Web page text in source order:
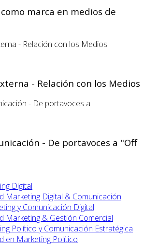
marca en medios de
- Relación con los Medios
- De portavoces a "Off
Digital
Marketing Digital & Comunicación
y Comunicación Digital
Marketing & Gestión Comercial
Político y Comunicación Estratégica
en Marketing Político